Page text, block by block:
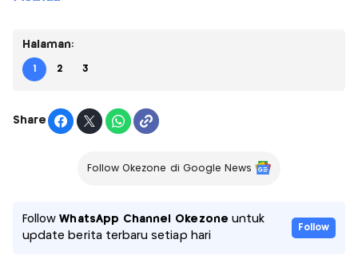
Halaman:
1 2 3
Share
Follow Okezone di Google News
FollowWhatsApp Channel Okezone untuk
update berita terbaru setiap hari
Follow